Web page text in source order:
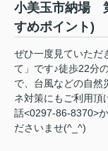
小美玉市納場
すめポイント)
ぜひ一度見ていた
て」です♪徒歩22分
で、台風などの自然
ネ対策にもご利用頂
話<0297-86-8370>
ださいませ(^_^)